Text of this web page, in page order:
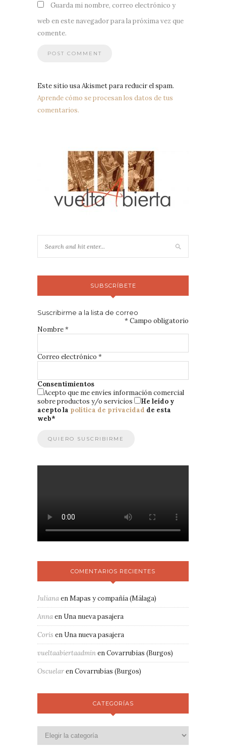
Guarda mi nombre, correo electrónico y
web en este navegador para la próxima vez que
comente.
Este sitio usa Akismet para reducir el spam.
Aprende cómo se procesan los datos de tus
comentarios.
SUBSCRÍBETE
Suscribirme a la lista de correo
* Campo obligatorio
Nombre*
Correo electrónico *
Consentimientos
Acepto que me envíes información comercial
sobre productos y/o servicios
He leído y
acepto la política de privacidad de esta
web*
COMENTARIOS RECIENTES
JulianaenMapas y compañía (Málaga)
Annaen Una nueva pasajera
Coris en Una nueva pasajera
vueltaabiertaadminenCovarrubias (Burgos)
OscuelarenCovarrubias (Burgos)
CATEGORÍAS